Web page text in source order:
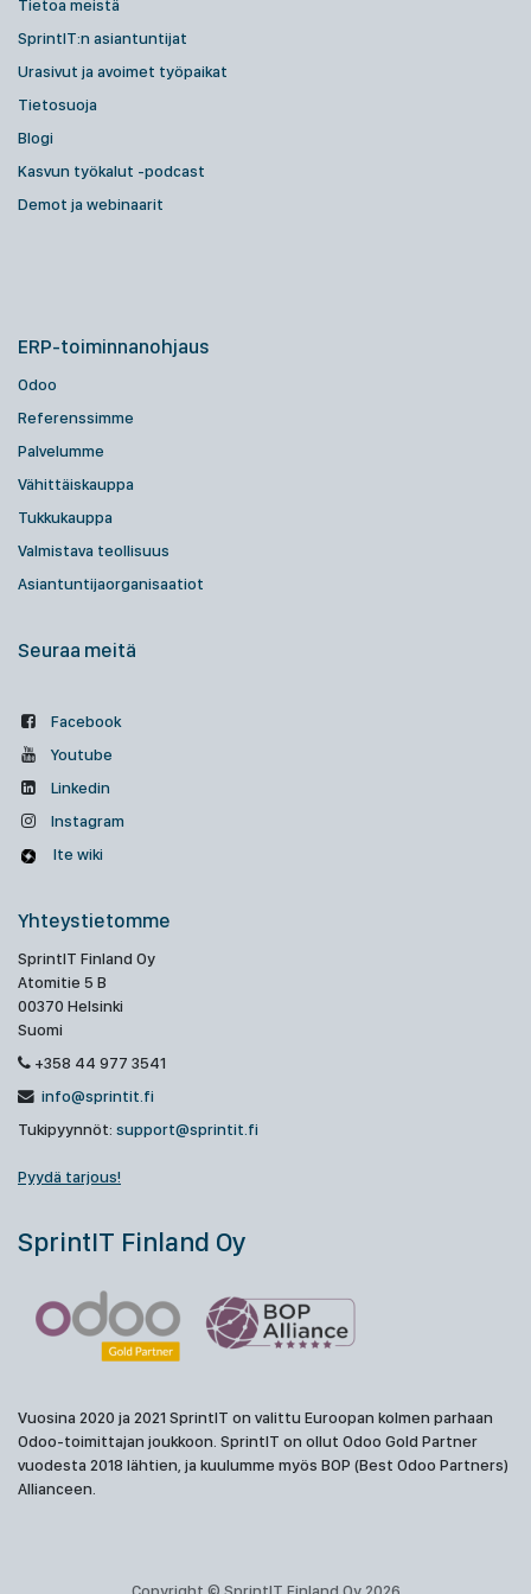
Tietoa meistä
SprintIT:n asiantuntijat
Urasivut ja avoimet työpaikat
Tietosuoja
Blogi
Kasvun työkalut -podcast
Demot ja webinaarit
ERP-toiminnanohjaus
Odoo
Referenssimme
Palvelumme
Vähittäiskauppa
Tukkukauppa
Valmistava teollisuus
Asiantuntijaorganisaatiot
Seuraa meitä
Facebook
Youtube
Linkedin
Instagram
Ite wiki
Yhteystietomme
SprintIT Finland Oy
Atomitie 5 B
00370 Helsinki
Suomi
+358 44 977 3541
info@sprintit.fi
Tukipyynnöt: support@sprintit.fi
Pyydä tarjous!
SprintIT Finland Oy
Vuosina 2020 ja 2021 SprintIT on valittu Euroopan kolmen parhaan
Odoo-toimittajan joukkoon. SprintIT on ollut Odoo Gold Partner
vuodesta 2018 lähtien, ja kuulumme myös BOP (Best Odoo Partners)
Allianceen.
Copyright © SprintIT Finland Oy 2026